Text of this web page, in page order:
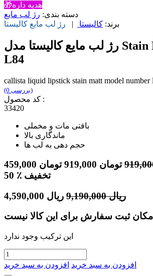
🎁هدیه داره
دسته بندی: رژ لب مایع
برند: کالیستا | رژ لب مایع کالیستا
رژ لب مایع کالیستا مدل Stain Matt شماره
L84
callista liquid lipstick stain matt model number
(0 بررسی)
کد محصول :
33420
بافتی مات و مخملی
ماندگاری بالا
حجم دهی به لب ها
459,000 تومان 919,000تومان
50
٪ تخفیف
4,590,000 ریال 9,190,000 ریال
امکان ثبت سفارش برای این کالا نیست
این ترکیب وجود ندارد
افزودن به سبد خرید افزودن به سبد خرید